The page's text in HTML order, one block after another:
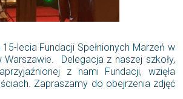
lecia Fundacji Spełnionych Marzeń w
Delegacja z naszej szkoły,
z nami Fundacji, wzięła
Zapraszamy do obejrzenia zdjęć